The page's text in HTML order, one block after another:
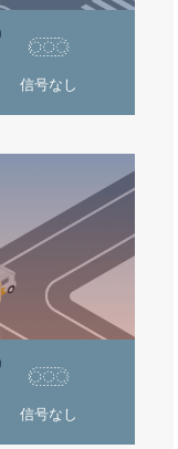
信号なし
信号なし